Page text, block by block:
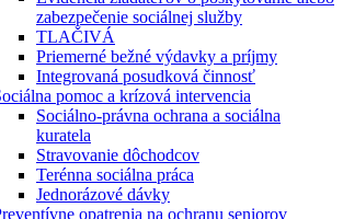
zabezpečenie sociálnej služby
TLAČIVÁ
Priemerné bežné výdavky a príjmy
Integrovaná posudková činnosť
pomoc a krízová intervencia
Sociálno-právna ochrana a sociálna
kuratela
Stravovanie dôchodcov
Terénna sociálna práca
Jednorázové dávky
opatrenia na ochranu seniorov